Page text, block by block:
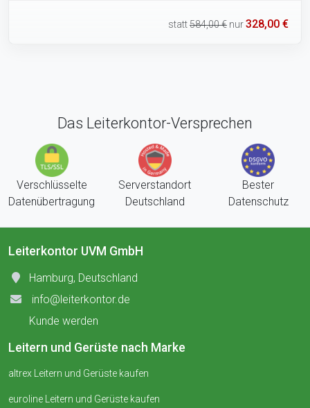
statt584,00 € nur328,00 €
Das Leiterkontor-Versprechen
Verschlüsselte
Datenübertragung
Serverstandort
Deutschland
Bester
Datenschutz
Leiterkontor UVM GmbH
Hamburg, Deutschland
info@leiterkontor.de
Kunde werden
Leitern und Gerüste nach Marke
altrex Leitern und Gerüste kaufen
euroline Leitern und Gerüste kaufen